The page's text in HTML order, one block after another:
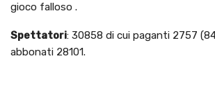
gioco falloso .
Spettatori: 30858 di cui paganti 2757
abbonati 28101.